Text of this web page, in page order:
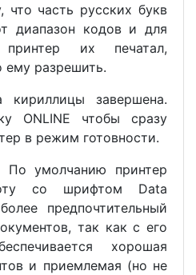
что часть русских букв
диапазон кодов и для
их печатал,
ему разрешить.
кириллицы завершена.
ONLINE чтобы сразу
в режим готовности.
По умолчанию принтер
со шрифтом Data
предпочтительный
так как с его
хорошая
и приемлемая (но не